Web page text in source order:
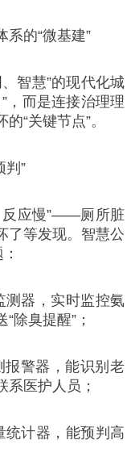
系的“微基建”
智慧”的现代化城
，而是连接治理理
“关键节点”。
判”
反应慢”——厕所脏
了等发现。智慧公
测器，实时监控氨
除臭提醒”；
报警器，能识别老
系医护人员；
统计器，能预判高